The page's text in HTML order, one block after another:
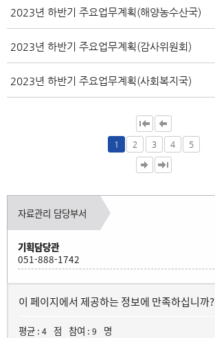
2023년 하반기 주요업무계획(해양농수산국)
2023년 하반기 주요업무계획(감사위원회)
2023년 하반기 주요업무계획(사회복지국)
1 2 3 4 5
자료관리 담당부서
기획담당관
051-888-1742
이 페이지에서 제공하는 정보에 만족하십니까?
평균 : 4 점 참여 : 9 명